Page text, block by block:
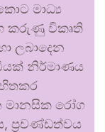
මාධ්‍ය
කරුණු විකෘති
ලබාදෙන
නිර්මාණය
මානසික රෝග
ප්‍රචණ්ඩත්වය